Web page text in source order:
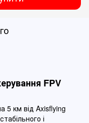
FPV
5 км від Axisflying
і